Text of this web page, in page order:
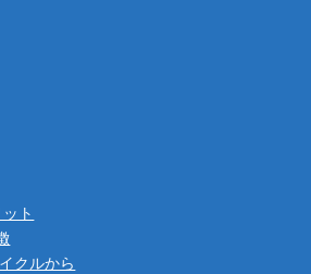
ト
クルから